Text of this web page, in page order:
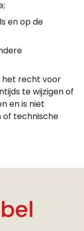
en op de
het recht voor
te wijzigen of
en is niet
of technische